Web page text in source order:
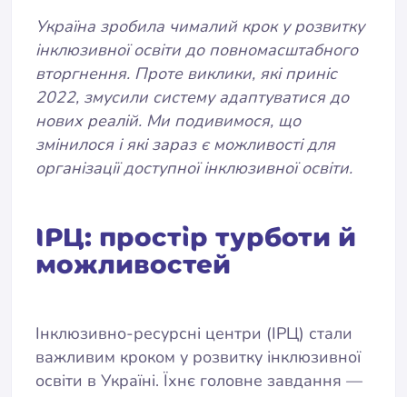
Україна зробила чималий крок у розвитку
інклюзивної освіти до повномасштабного
вторгнення. Проте виклики, які приніс
2022, змусили систему адаптуватися до
нових реалій. Ми подивимося, що
змінилося і які зараз є можливості для
організації доступної інклюзивної освіти.
ІРЦ: простір турботи й
можливостей
Інклюзивно-ресурсні центри (ІРЦ) стали
важливим кроком у розвитку інклюзивної
освіти в Україні. Їхнє головне завдання —